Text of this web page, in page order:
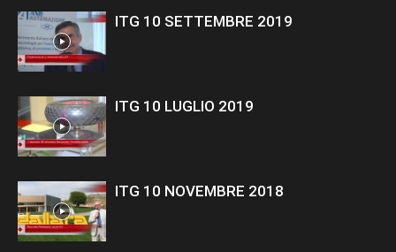
ITG 10 SETTEMBRE 2019
ITG 10 LUGLIO 2019
ITG 10 NOVEMBRE 2018